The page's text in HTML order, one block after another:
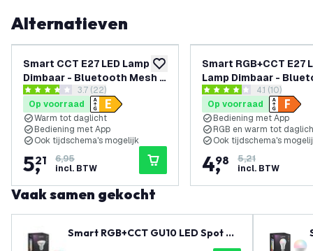
Alternatieven
toevoegen aan verlanglijst
Smart CCT E27 LED Lamp
Dimbaar - Bluetooth Mesh -
7W
reviews drawer openen
3.7 score sterren3.7 (22)
Op voorraad
Warm tot daglicht
Bediening met App
Ook tijdschema's mogelijk
5,
21
6,95
incl. BTW
Smart RGB+CCT E27
Lamp Dimbaar -
Mesh - 9.4W
reviews
4.1 score sterren4.1 (10)
Op voorraad
Bediening met App
RGB en warm tot
Ook tijdschema's
4,
98
5,21
incl. BTW
Vaak samen gekocht
Smart RGB+CCT GU10 LED Spot Di